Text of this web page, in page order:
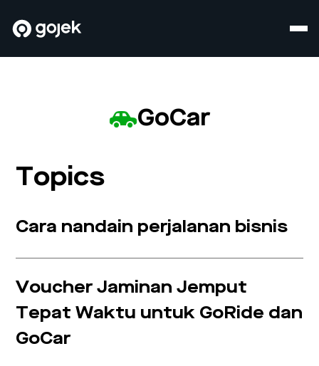
GoCar
Topics
Cara nandain perjalanan bisnis
Voucher Jaminan Jemput
Tepat Waktu untuk GoRide dan
GoCar